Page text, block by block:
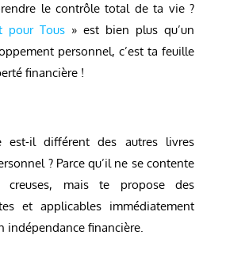
le contrôle total de ta vie ?
pour Tous » est bien plus qu’un
personnel, c’est ta feuille
financière !
est-il différent des autres livres
? Parce qu’il ne se contente
creuses, mais te propose des
et applicables immédiatement
indépendance financière.